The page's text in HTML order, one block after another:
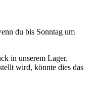
du bis Sonntag um
in unserem Lager.
wird, könnte dies das